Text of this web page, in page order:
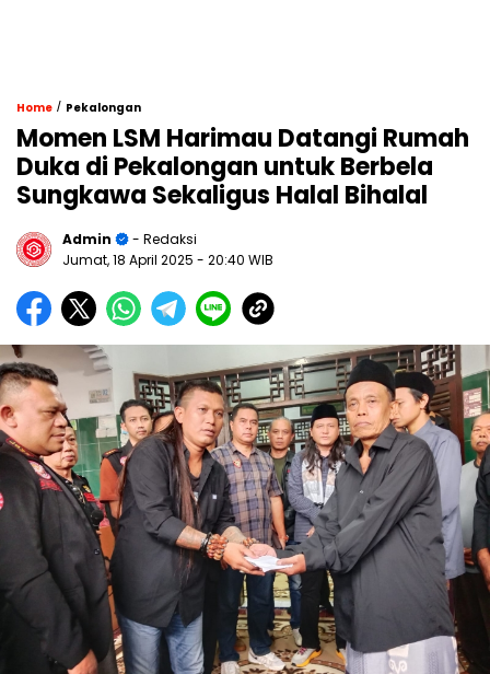
Home / Pekalongan
Momen LSM Harimau Datangi Rumah
Duka di Pekalongan untuk Berbela
Sungkawa Sekaligus Halal Bihalal
Admin
- Redaksi
Jumat, 18 April 2025 - 20:40 WIB